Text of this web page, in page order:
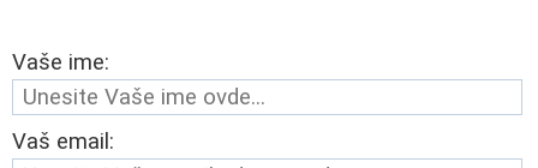
Vaše ime:
Vaš email: